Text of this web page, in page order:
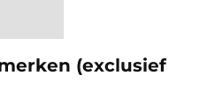
(exclusief